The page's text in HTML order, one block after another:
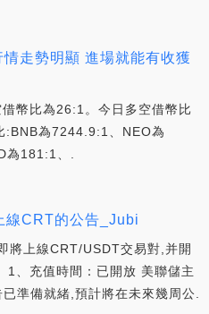
走勢明顯 進場就能有收獲
幣比為26:1。今日多空借幣比
:BNB為7244.9:1、NEO為
181:1、.
線CRT的公告_Jubi
將上線CRT/USDT交易對,并開
1、充值時間：已開放 美聯儲主
準備就緒,預計將在未來幾周公.